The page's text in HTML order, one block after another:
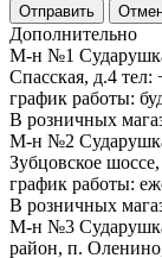
Дополнительно
М-н №1 Сударушка
Спасская, д.4 тел:
график работы:
В розничных
М-н №2 Cударушка
Зубцовское
график работы:
В розничных
М-н №3
район, п.